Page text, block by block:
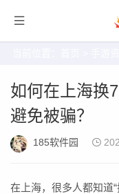
如何在上海换
避免被骗？
185软件园
在上海，很多人都知道